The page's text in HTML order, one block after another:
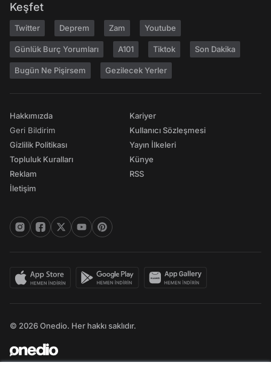
Keşfet
Twitter Deprem Zam Youtube
Günlük Burç Yorumları A101 Tiktok Son Dakika
Bugün Ne Pişirsem Gezilecek Yerler
Hakkımızda
Geri Bildirim
Gizlilik Politikası
Topluluk Kuralları
Reklam
İletişim
Kariyer
Kullanıcı Sözleşmesi
Yayın İlkeleri
Künye
RSS
© 2026 Onedio. Her hakkı saklıdır.